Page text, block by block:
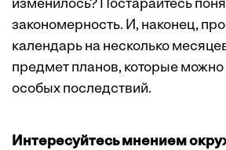
изменилось? Постарайтесь
закономерность. И, наконец,
календарь на несколько
предмет планов, которые можно
особых последствий.
Интересуйтесь мнением